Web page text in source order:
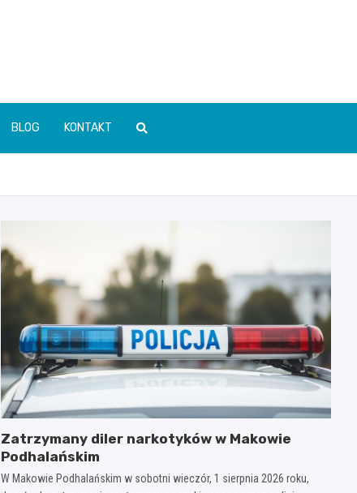
BLOG KONTAKT
Zatrzymany diler narkotyków w Makowie
Podhalańskim
W Makowie Podhalańskim w sobotni wieczór, 1 sierpnia 2026 roku,